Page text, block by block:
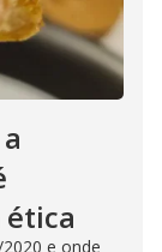
ética
e onde